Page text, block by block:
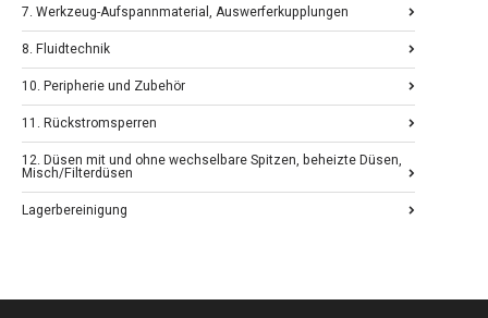
7. Werkzeug-Aufspannmaterial, Auswerferkupplungen
8. Fluidtechnik
10. Peripherie und Zubehör
11. Rückstromsperren
12. Düsen mit und ohne wechselbare Spitzen, beheizte Düsen,
Misch/Filterdüsen
Lagerbereinigung